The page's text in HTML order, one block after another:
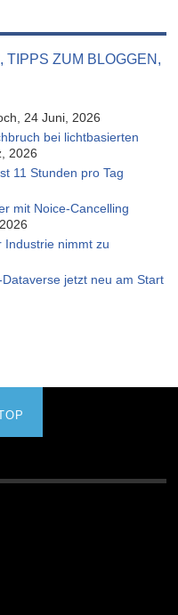
ZUM BLOGGEN,
24 Juni, 2026
bei lichtbasierten
2026
11 Stunden pro Tag
mit Noice-Cancelling
Industrie nimmt zu
jetzt neu am Start